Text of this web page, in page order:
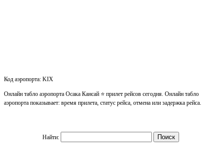
Код аэропорта: KIX
Онлайн табло аэропорта Осака Кансай ⭐ прилет рейсов сегодня. Онлайн табло
аэропорта показывает: время прилета, статус рейса, отмена или задержка рейса.
Найти: